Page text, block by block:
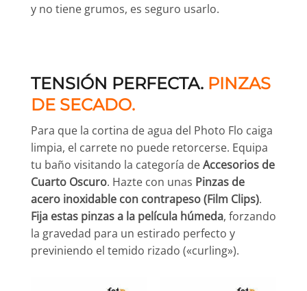
y no tiene grumos, es seguro usarlo.
TENSIÓN PERFECTA. PINZAS
DE SECADO.
Para que la cortina de agua del Photo Flo caiga
limpia, el carrete no puede retorcerse. Equipa
tu baño visitando la categoría deAccesorios de
Cuarto Oscuro. Hazte con unas Pinzas de
acero inoxidable con contrapeso (Film Clips).
Fija estas pinzas a la película húmeda, forzando
la gravedad para un estirado perfecto y
previniendo el temido rizado («curling»).